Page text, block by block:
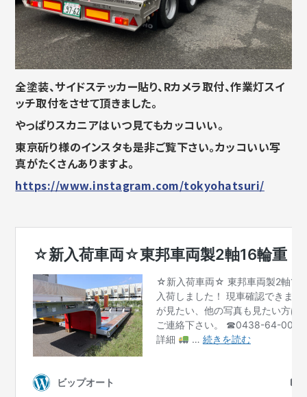
全塗装、サイドステッカー貼り、Rカメラ取付、作業灯スイ
ッチ取付をさせて頂きました。
やっぱりスカニアはいつ見てもカッコいい。
東京斫り様のインスタも是非ご覧下さい。カッコいい写
真がたくさんありますよ。
https://www.instagram.com/tokyohatsuri/